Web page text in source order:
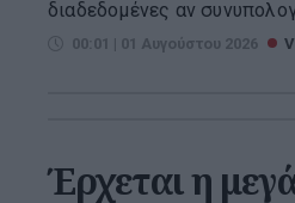
διαδεδομένες αν
00:01 | 01 Αυγούστου 2026
Έρχεται η